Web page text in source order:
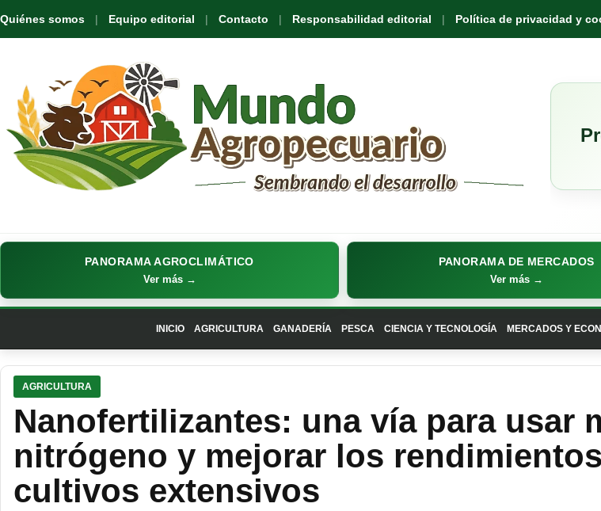
Quiénes somos Equipo editorial Contacto Responsabilidad editorial Política de privacidad y
PANORAMA AGROCLIMÁTICO
Ver más →
PANORAMA DE MERCADOS
Ver más →
INICIO AGRICULTURA GANADERÍA PESCA CIENCIA Y TECNOLOGÍA MERCADOS Y
AGRICULTURA
Nanofertilizantes: una vía para usar
nitrógeno y mejorar los
cultivos extensivos